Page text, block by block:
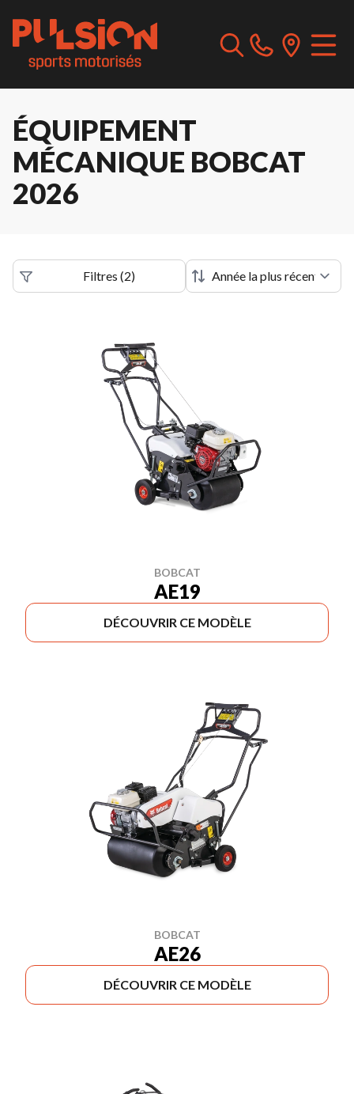
ÉQUIPEMENT
MÉCANIQUE BOBCAT
2026
Filtres (2)
BOBCAT
AE19
DÉCOUVRIR CE MODÈLE
BOBCAT
AE26
DÉCOUVRIR CE MODÈLE